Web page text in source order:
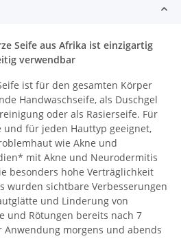
Seife aus Afrika ist einzigartig
verwendbar
ist für den gesamten Körper
Handwaschseife, als Duschgel
oder als Rasierseife. Für
und für jeden Hauttyp geeignet,
wie Akne und
mit Akne und Neurodermitis
besonders hohe Verträglichkeit
wurden sichtbare Verbesserungen
und Linderung von
und Rötungen bereits nach 7
Anwendung morgens und abends